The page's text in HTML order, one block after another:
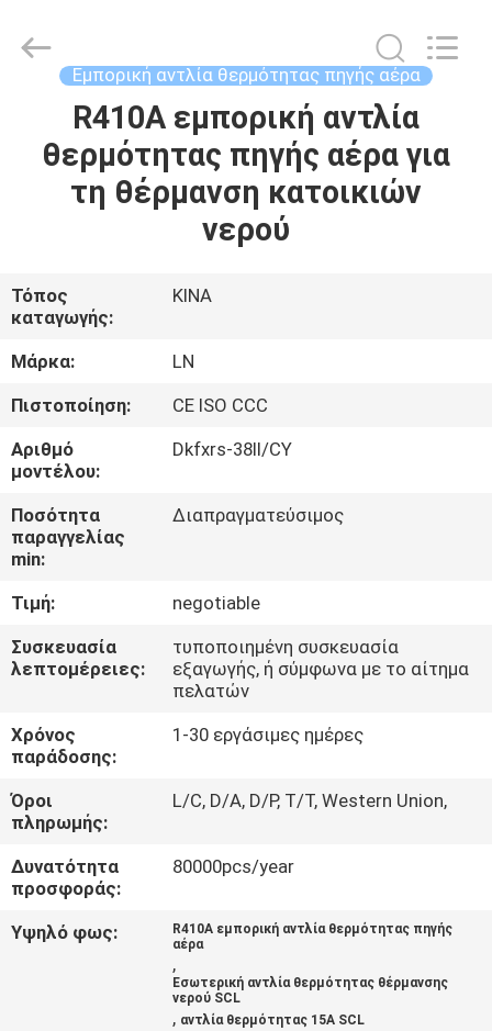
ΣΠΊΤΙ
ΠΡΟΪΌΝΤΑ
ΣΧΕΤΙΚΆ
ΜΕ
ΕΜΆΣ
ΕΠΙΣΚΕΨΉ
ΕΡΓΟΣΤΑΣΊΟΥ
ΠΟΙΌΤΗΤΑΣ
ΕΠΙΚΟΙΝΩΝΉΣΤΕ
ΜΑΖΊ
ΜΑΣ
ΕΙΔΉΣΕΙΣ
ΥΠΟΘΈΣΕΙΣ
Rights
Εμπορική αντλία θερμότητας πηγής αέρα
R410A εμπορική αντλία
θερμότητας πηγής αέρα για
τη θέρμανση κατοικιών
νερού
Τόπος
καταγωγής:
ΚΙΝΑ
Μάρκα:
LN
Πιστοποίηση:
CE ISO CCC
Αριθμό
μοντέλου:
Dkfxrs-38II/CY
Ποσότητα
παραγγελίας
min:
Διαπραγματεύσιμος
Τιμή:
negotiable
Συσκευασία
λεπτομέρειες:
τυποποιημένη συσκευασία
εξαγωγής, ή σύμφωνα με το αίτημα
πελατών
Χρόνος
παράδοσης:
1-30 εργάσιμες ημέρες
Όροι
πληρωμής:
L/C, D/A, D/P, T/T, Western Union,
Δυνατότητα
προσφοράς:
80000pcs/year
Υψηλό φως:
R410A εμπορική αντλία θερμότητας πηγής
αέρα
,
Εσωτερική αντλία θερμότητας θέρμανσης
νερού SCL
, αντλία θερμότητας 15A SCL